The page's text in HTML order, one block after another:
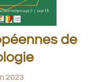
de
2023